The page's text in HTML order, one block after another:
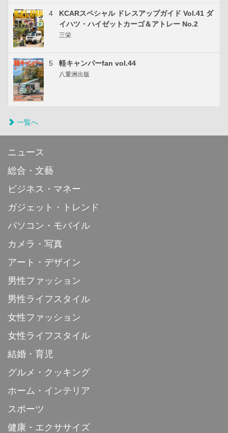
4
KCARスペシャル ドレスアップガイド Vol.41 ダ
イハツ・ハイゼットカーゴ＆アトレー No.2
三栄
5 軽キャンパーfan vol.44
八重洲出版
一覧へ
ニュース
総合・文藝
ビジネス・マネー
ガジェット・トレンド
パソコン・モバイル
カメラ・写真
アート・デザイン
男性ファッション
男性ライフスタイル
女性ファッション
女性ライフスタイル
結婚・育児
グルメ・クッキング
ホーム・インテリア
スポーツ
健康・エクササイズ